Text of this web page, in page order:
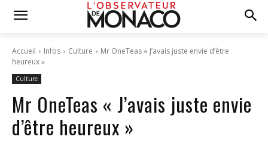
Accueil Infos Culture
Mr OneTeas « J’avais juste envie d’être
heureux »
Culture
Mr OneTeas « J’avais juste envie
d’être heureux »